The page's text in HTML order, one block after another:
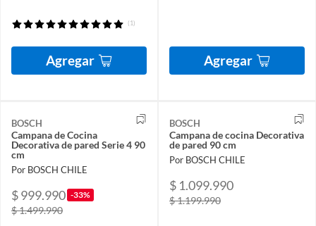
(1)
Agregar Agregar
BOSCH
Campana de Cocina
Decorativa de pared Serie 4 90
cm
Por BOSCH CHILE
$ 999.990 -33%
$ 1.499.990
BOSCH
Campana de cocina Decorativa
de pared 90 cm
Por BOSCH CHILE
$ 1.099.990
$ 1.199.990